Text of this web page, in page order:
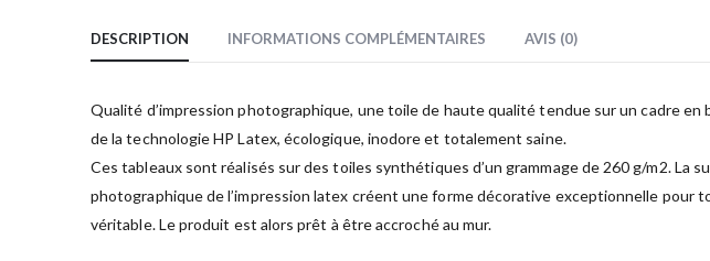
DESCRIPTION INFORMATIONS COMPLÉMENTAIRES AVIS (0)
Qualité d’impression photographique, une toile de haute qualité tendue sur un cadre
de la technologie HP Latex, écologique, inodore et totalement saine.
Ces tableaux sont réalisés sur des toiles synthétiques d’un grammage de 260 g/m2.
photographique de l’impression latex créent une forme décorative exceptionnelle
véritable. Le produit est alors prêt à être accroché au mur.